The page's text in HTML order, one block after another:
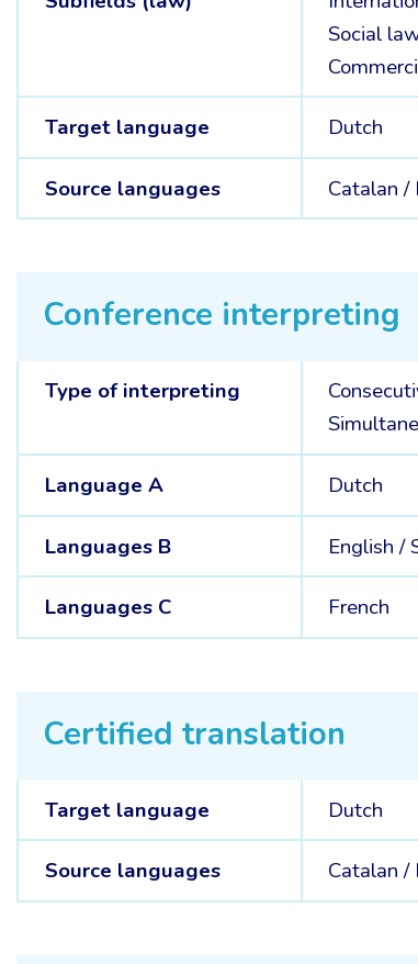
Social
Target language Dutch
Source languages Catalan /
Conference interpreting
Type of interpreting
Language A Dutch
Languages B English /
Languages C French
Certified translation
Target language Dutch
Source languages Catalan /